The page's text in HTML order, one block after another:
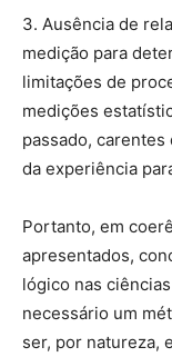
3. Ausência de
medição para
limitações de
medições
passado,
da experiência
Portanto, em
apresentados,
lógico nas
necessário um
ser, por natureza,